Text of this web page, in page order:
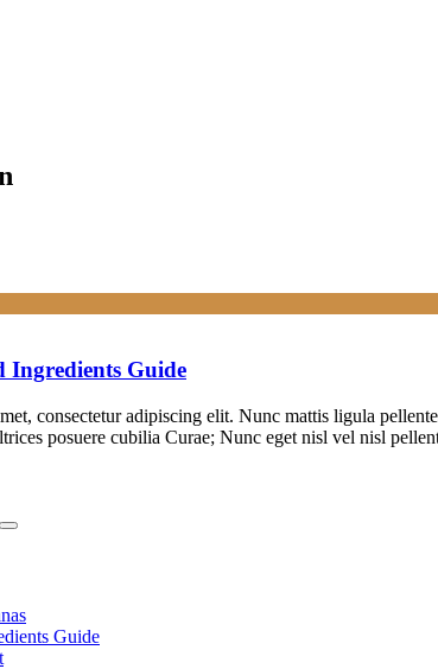
Ingredients Guide
consectetur adipiscing elit. Nunc mattis ligula
posuere cubilia Curae; Nunc eget nisl vel nisl
Guide